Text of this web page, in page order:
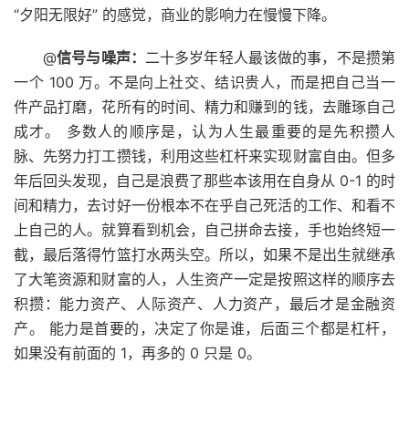
“夕阳无限好” 的感觉，商业的影响力在慢慢下降。
@信号与噪声： 二十多岁年轻人最该做的事，不是攒第
一个 100 万。不是向上社交、结识贵人，而是把自己当一
件产品打磨，花所有的时间、精力和赚到的钱，去雕琢自己
成才。 多数人的顺序是，认为人生最重要的是先积攒人
脉、先努力打工攒钱，利用这些杠杆来实现财富自由。但多
年后回头发现，自己是浪费了那些本该用在自身从 0-1 的时
间和精力，去讨好一份根本不在乎自己死活的工作、和看不
上自己的人。就算看到机会，自己拼命去接，手也始终短一
截，最后落得竹篮打水两头空。所以，如果不是出生就继承
了大笔资源和财富的人，人生资产一定是按照这样的顺序去
积攒：能力资产、人际资产、人力资产，最后才是金融资
产。 能力是首要的，决定了你是谁，后面三个都是杠杆，
如果没有前面的 1，再多的 0 只是 0。